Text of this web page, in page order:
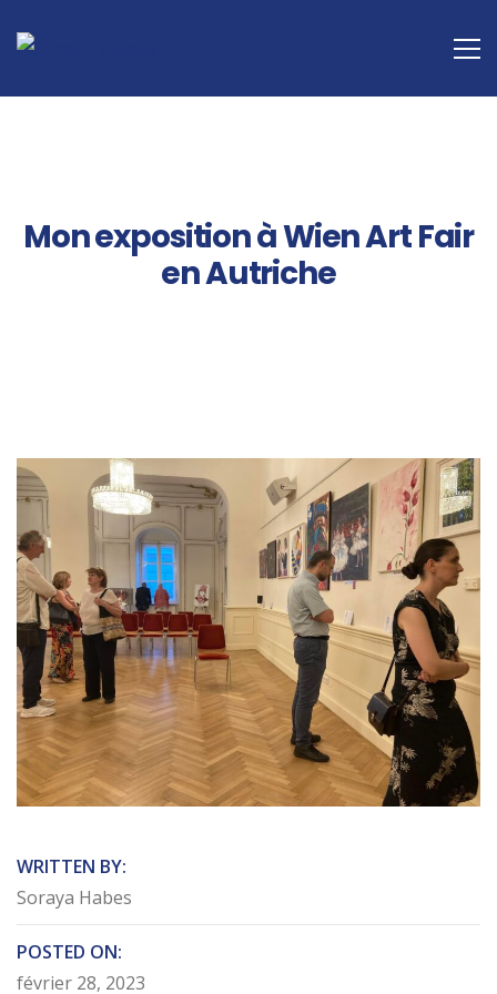
Mon exposition à Wien Art Fair
en Autriche
WRITTEN BY:
Soraya Habes
POSTED ON:
février 28, 2023